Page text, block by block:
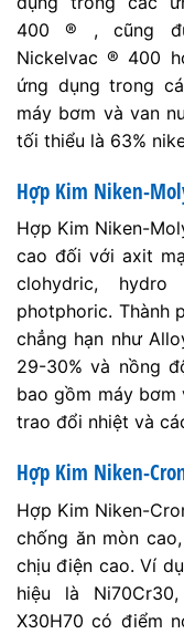
400 ® , cũng
Nickelvac ® 400
ứng dụng trong
máy bơm và van
tối thiểu là 63%
Hợp Kim Niken-
Hợp Kim Niken-
cao đối với axit
clohydric,
photphoric. Thành
chẳng hạn như
29-30% và nồng
bao gồm máy bơm
trao đổi nhiệt và
Hợp Kim Niken-
Hợp Kim Niken-
chống ăn mòn
chịu điện cao. Ví
hiệu là
X30H70 có điểm